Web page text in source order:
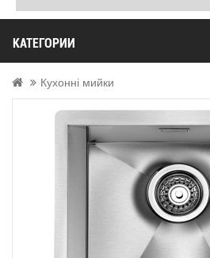
КАТЕГОРИИ
Кухонні мийки